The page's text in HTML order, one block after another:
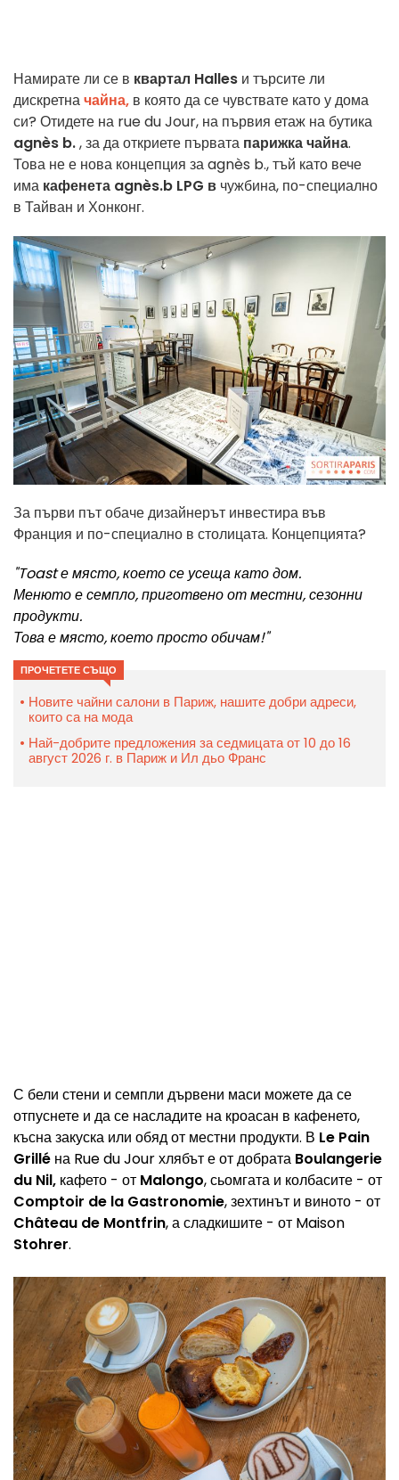
Намирате ли се в квартал Halles и търсите ли
дискретначайна, в която да се чувствате като у дома
си? Отидете на rue du Jour, на първия етаж на бутика
agnès b., за да откриете първата парижка чайна.
Това не е нова концепция за agnès b., тъй като вече
има кафенета agnès.b LPG в чужбина, по-специално
в Тайван и Хонконг.
За първи път обаче дизайнерът инвестира във
Франция и по-специално в столицата. Концепцията?
"Toast е място, което се усеща като дом.
Менюто е семпло, приготвено от местни, сезонни
продукти.
Това е място, което просто обичам!"
ПРОЧЕТЕТЕ СЪЩО
Новите чайни салони в Париж, нашите добри адреси,
които са на мода
Най-добрите предложения за седмицата от 10 до 16
август 2026 г. в Париж и Ил дьо Франс
С бели стени и семпли дървени маси можете да се
отпуснете и да се насладите на кроасан в кафенето,
късна закуска или обяд от местни продукти. В Le Pain
Grillé на Rue du Jour хлябът е от добрата Boulangerie
du Nil, кафето - от Malongo, сьомгата и колбасите - от
Comptoir de la Gastronomie, зехтинът и виното - от
Château de Montfrin, а сладкишите - от Maison
Stohrer.